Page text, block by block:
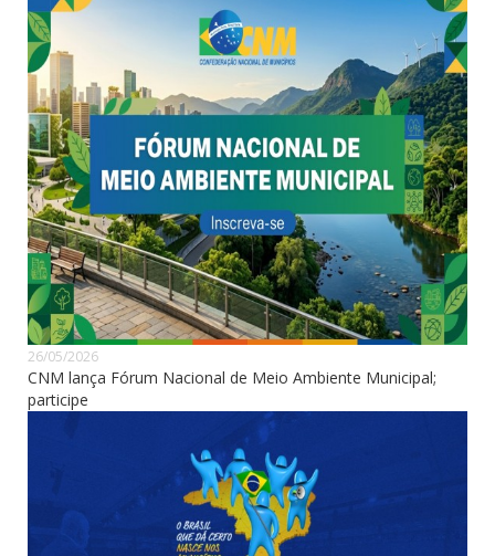
26/05/2026
CNM lança Fórum Nacional de Meio Ambiente Municipal;
participe